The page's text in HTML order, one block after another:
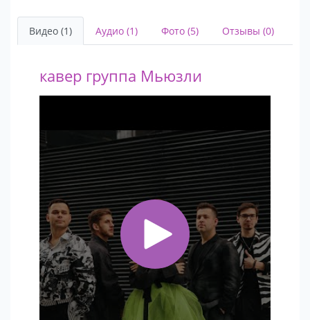
Видео (1) Аудио (1) Фото (5) Отзывы (0)
кавер группа Мьюзли